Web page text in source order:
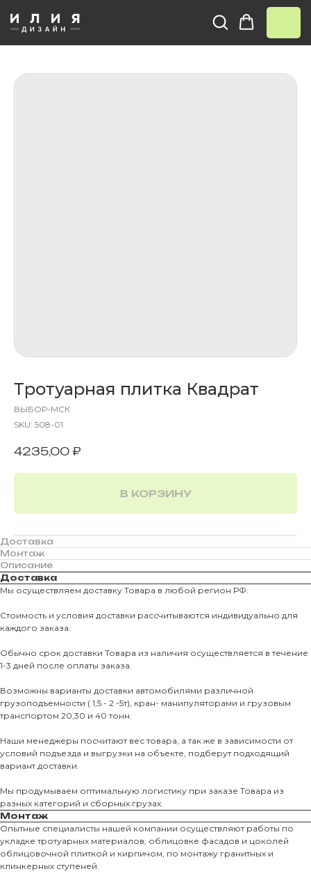
Тротуарная плитка Квадрат
ВЫБОР-МСК
SKU: 508-01
4235,00 ₽
В КОРЗИНУ
Доставка
Монтаж
Описание
Доставка
Мы осуществляем доставку Товара в любой регион РФ.
Стоимость и условия доставки рассчитываются индивидуально для
каждого заказа.
Обычно срок доставки Товара из наличия осуществляется в течение
1-3 дней после оплаты заказа.
Возможны варианты доставки автомобилями различной
грузоподъемности ( 1,5 - 2 -5т), кран- манипуляторами и грузовым
транспортом 20,30 и 40 тонн.
Наши менеджеры посчитают вес товара, а так же в зависимости от
условий подъезда и выгрузки на объекте, подберут подходящий
вариант доставки.
Мы продумываем оптимальную логистику при заказе Товара из
разных категорий и сборных грузах.
Монтаж
Опытные специалисты нашей компании осуществляют работы по
укладке тротуарных материалов, облицовке фасадов и цоколей
облицовочной плиткой и кирпичом, по монтажу гранитных и
клинкерных ступеней.
О КОМПАНИИ